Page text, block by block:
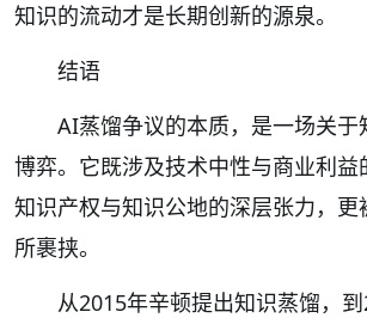
知识的流动才是长期创新的源泉。
结语
AI蒸馏争议的本质，是一场关于
博弈。它既涉及技术中性与商业利益
知识产权与知识公地的深层张力，更
所裹挟。
从2015年辛顿提出知识蒸馏，